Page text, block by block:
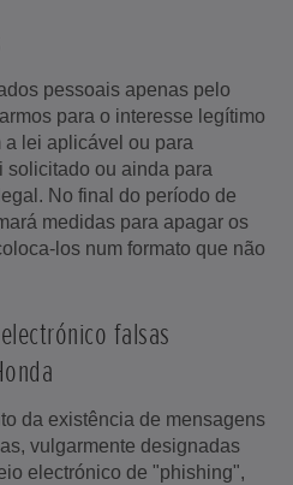
pessoais apenas pelo
para o interesse legítimo
lei aplicável ou para
solicitado ou ainda para
No final do período de
medidas para apagar os
los num formato que não
falsas
da existência de mensagens
vulgarmente designadas
electrónico de "phishing",